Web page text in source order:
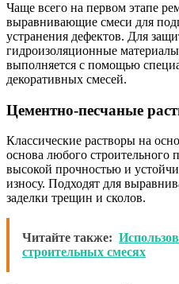
Чаще всего на первом этапе
выравнивающие смеси для
устранения дефектов. Для
гидроизоляционные
выполняется с помощью
декоративных смесей.
Цементно-песчаные
Классические растворы на
основа любого строительного
высокой прочностью и
износу. Подходят для
заделки трещин и сколов.
Читайте также:
строительных смесях